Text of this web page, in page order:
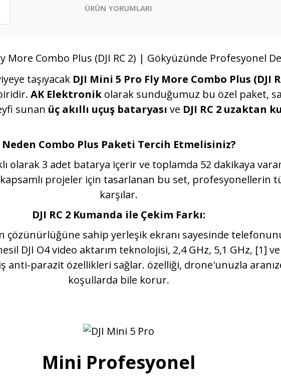
ÜRÜN YORUMLARI
More Combo Plus (DJI RC 2) | Gökyüzünde Profesyonel
taşıyacak DJI Mini 5 Pro Fly More Combo Plus (DJI
AK Elektronikolarak sunduğumuz bu özel paket,
sunan üç akıllı uçuş bataryası ve DJI RC 2 uzaktan
Neden Combo Plus Paketi Tercih Etmelisiniz?
olarak 3 adet batarya içerir ve toplamda 52 dakikaya
projeler için tasarlanan bu set, profesyonellerin
karşılar.
DJI RC 2 Kumanda ile Çekim Farkı:
çözünürlüğüne sahip yerleşik ekranı sayesinde
DJI O4 video aktarım teknolojisi, 2,4 GHz, 5,1 GHz, [1]
anti-parazit özellikleri sağlar. özelliği, drone'unuzla
koşullarda bile korur.
Mini Profesyonel